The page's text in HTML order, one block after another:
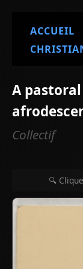
ACCUEIL
A
Collectif
🔍